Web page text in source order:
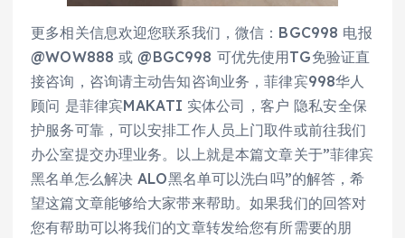
更多相关信息欢迎您联系我们，微信：BGC998 电报
@WOW888 或 @BGC998 可优先使用TG免验证直
接咨询，咨询请主动告知咨询业务，菲律宾998华人
顾问 是菲律宾MAKATI 实体公司，客户 隐私安全保
护服务可靠，可以安排工作人员上门取件或前往我们
办公室提交办理业务。以上就是本篇文章关于”菲律宾
黑名单怎么解决 ALO黑名单可以洗白吗”的解答，希
望这篇文章能够给大家带来帮助。如果我们的回答对
您有帮助可以将我们的文章转发给您有所需要的朋